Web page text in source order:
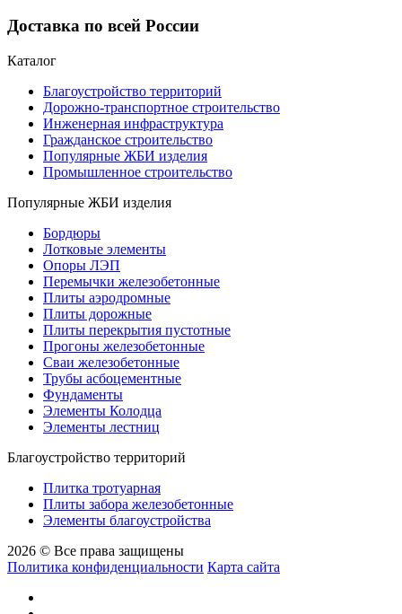
Доставка по всей России
Каталог
Благоустройство территорий
Дорожно-транспортное строительство
Инженерная инфраструктура
Гражданское строительство
Популярные ЖБИ изделия
Промышленное строительство
Популярные ЖБИ изделия
Бордюры
Лотковые элементы
Опоры ЛЭП
Перемычки железобетонные
Плиты аэродромные
Плиты дорожные
Плиты перекрытия пустотные
Прогоны железобетонные
Сваи железобетонные
Трубы асбоцементные
Фундаменты
Элементы Колодца
Элементы лестниц
Благоустройство территорий
Плитка тротуарная
Плиты забора железобетонные
Элементы благоустройства
2026 © Все права защищены
Политика конфиденциальности Карта сайта